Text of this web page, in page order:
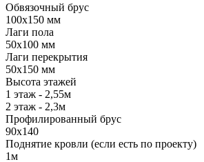
Обвязочный брус
100х150 мм
Лаги пола
50х100 мм
Лаги перекрытия
50х150 мм
Высота этажей
1 этаж - 2,55м
2 этаж - 2,3м
Профилированный брус
90х140
Поднятие кровли (если есть по проекту)
1м